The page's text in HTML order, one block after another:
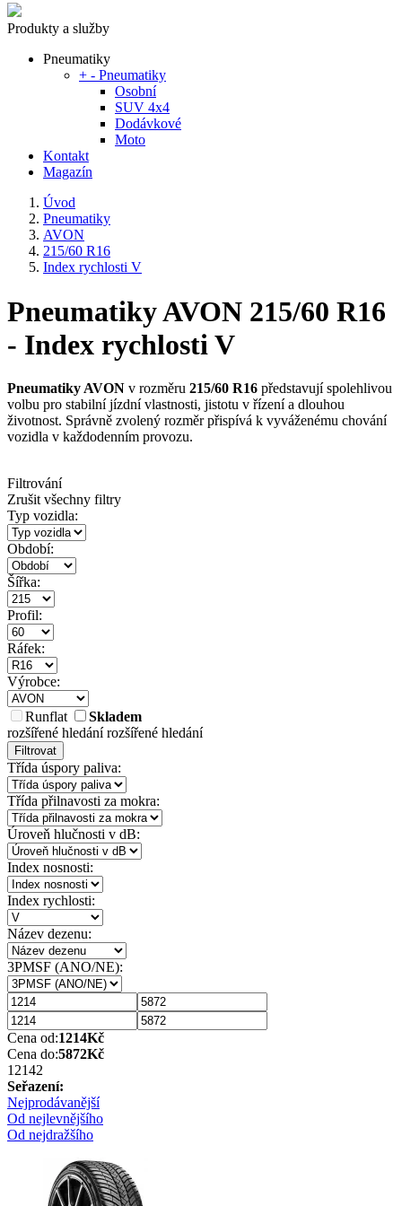
Produkty a služby
Pneumatiky
+ - Pneumatiky
Osobní
SUV 4x4
Dodávkové
Moto
Kontakt
Magazín
Úvod
Pneumatiky
AVON
215/60 R16
Index rychlosti V
Pneumatiky AVON 215/60 R16
- Index rychlosti V
Pneumatiky AVON v rozměru 215/60 R16 představují spolehlivou
volbu pro stabilní jízdní vlastnosti, jistotu v řízení a dlouhou
životnost. Správně zvolený rozměr přispívá k vyváženému chování
vozidla v každodenním provozu.
Filtrování
Zrušit všechny filtry
Typ vozidla:
Období:
Šířka:
Profil:
Ráfek:
Výrobce:
Runflat
Skladem
rozšířené hledánírozšířené hledání
Filtrovat
Třída úspory paliva:
Třída přilnavosti za mokra:
Úroveň hlučnosti v dB:
Index nosnosti:
Index rychlosti:
Název dezenu:
3PMSF (ANO/NE):
Cena od:1214Kč
Cena do:5872Kč
12142
Seřazení:
Nejprodávanější
Od nejlevnějšího
Od nejdražšího